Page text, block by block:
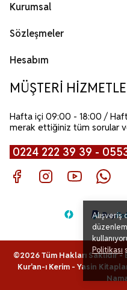
Alışveriş
Politikası
Kurumsal
Sözleşmeler
Hesabım
MÜŞTERİ
Hafta içi 09:00 - 18:00 /
merak ettiğiniz tüm sorular
0224 222 39 39 -
©2026 Tüm Hakları Saklıdır
Kur'an-ı Kerim - Yasin